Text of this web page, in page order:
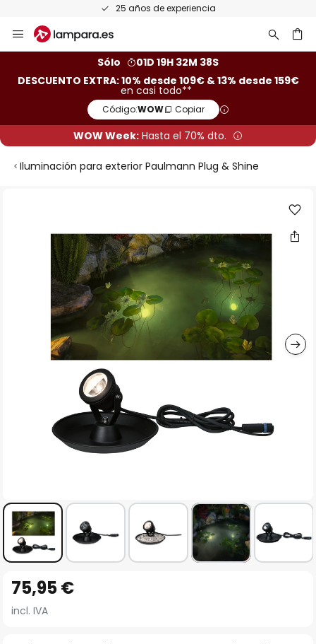
25 años de experiencia
al
Sólo
01D 19H 32M 37S
DESCUENTO EXTRA: 10% desde 109€ & 13% desde 159€
en casi todo**
Código:WOW Copiar
WOW Week: Hasta el 70% dto.
Iluminación para exterior Paulmann Plug & Shine
imágenes
comienzo
75,95 €
incl. IVA